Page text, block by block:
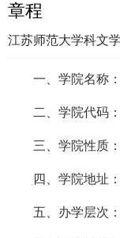
章程
江苏师范大学科文
一、学院名称
二、学院代码
三、学院性质
四、学院地址
五、办学层次